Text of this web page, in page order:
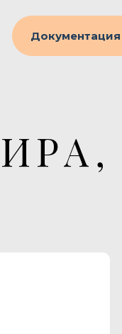
Документация